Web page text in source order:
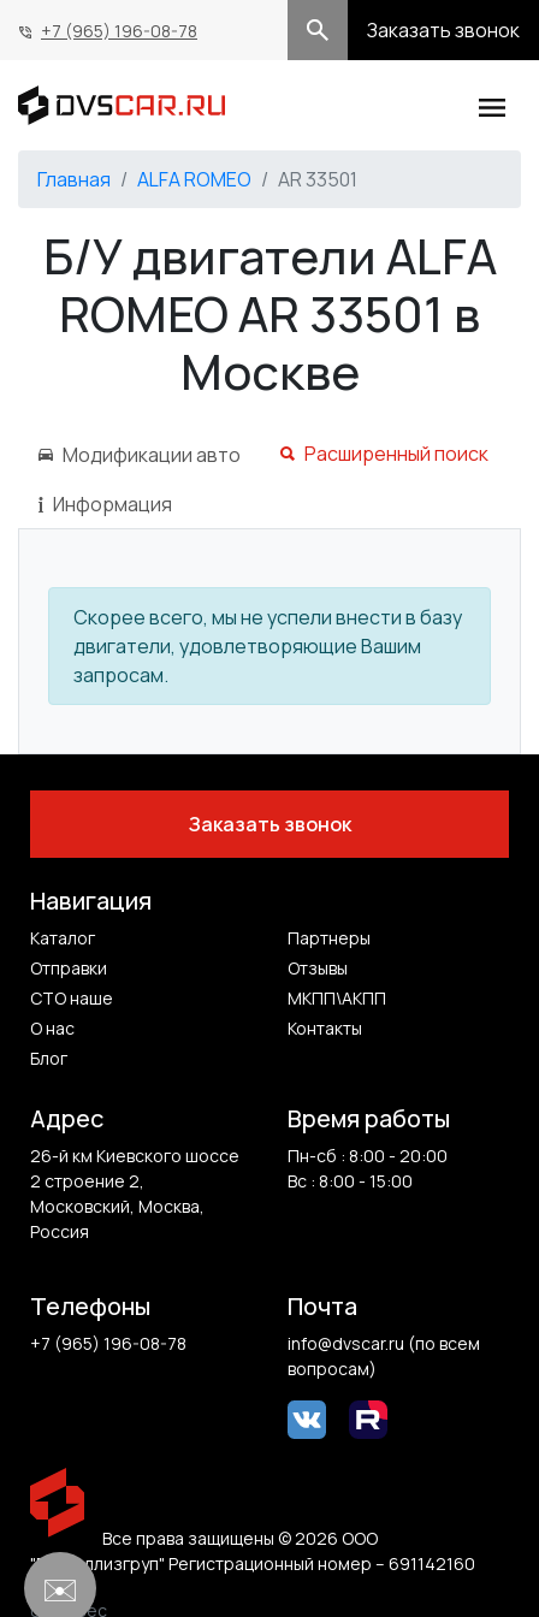
+7 (965) 196-08-78 Заказать звонок
Главная ALFA ROMEO AR 33501
Б/У двигатели ALFA
ROMEO AR 33501 в
Москве
Модификации авто
Расширенный поиск
Информация
Скорее всего, мы не успели внести в базу
двигатели, удовлетворяющие Вашим
запросам.
Заказать звонок
Все права защищены © 2026 ООО
"Белвиллизгруп" Регистрационный номер – 691142160
Навигация
Каталог
Партнеры
Отправки
Отзывы
СТО наше
МКПП\АКПП
О нас
Контакты
Блог
Адрес
26-й км Киевского шоссе
2 строение 2,
Московский, Москва,
Россия
Время работы
Пн-сб : 8:00 - 20:00
Вс : 8:00 - 15:00
Телефоны
+7 (965) 196-08-78
Почта
info@dvscar.ru (по всем
вопросам)
0.014 sec
✉️